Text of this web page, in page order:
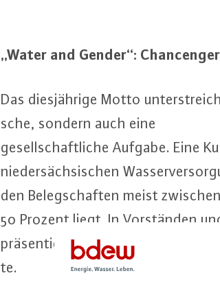
„Water and Gender“:
Das dies­jäh­ri­ge Motto
sche, sondern auch eine
ge­sell­schaft­li­che Aufgabe. Eine
nie­der­säch­si­schen
den Be­leg­schaf­ten meist
50 Prozent liegt. In Vor­stän­den
prä­sen­tiert, und nur wenige
te.